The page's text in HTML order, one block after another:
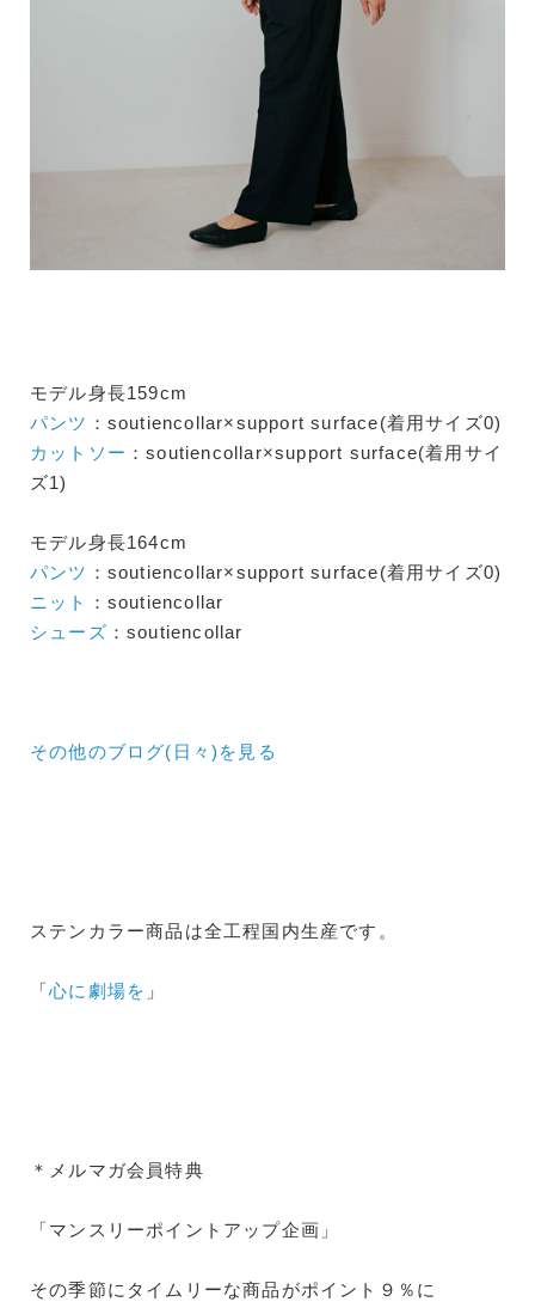
モデル身長159cm
パンツ ：soutiencollar×support surface(着用サイズ0)
カットソー ：soutiencollar×support surface(着用サイ
ズ1)
モデル身長164cm
パンツ ：soutiencollar×support surface(着用サイズ0)
ニット
：soutiencollar
シューズ ：soutiencollar
その他のブログ(日々) を見る
ステンカラー商品は全工程国内生産です。
「心に劇場を 」
＊メルマガ会員特典
「マンスリーポイントアップ企画」
その季節にタイムリーな商品がポイント９％に